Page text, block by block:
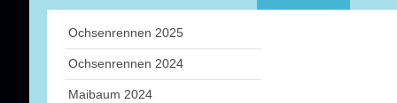
Ochsenrennen 2025
Ochsenrennen 2024
Maibaum 2024